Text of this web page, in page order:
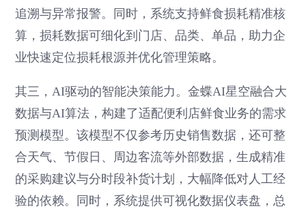
追溯与异常报警。同时，系统支持鲜食损耗精准核
算，损耗数据可细化到门店、品类、单品，助力企
业快速定位损耗根源并优化管理策略。
其三，AI驱动的智能决策能力。金蝶AI星空融合大
数据与AI算法，构建了适配便利店鲜食业务的需求
预测模型。该模型不仅参考历史销售数据，还可整
合天气、节假日、周边客流等外部数据，生成精准
的采购建议与分时段补货计划，大幅降低对人工经
验的依赖。同时，系统提供可视化数据仪表盘，总